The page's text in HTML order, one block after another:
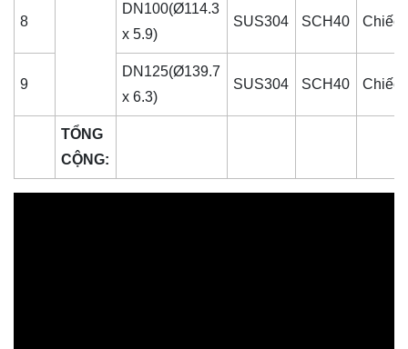
8
DN100(Ø114.3
x 5.9)
SUS304 SCH40 Chiếc
9
DN125(Ø139.7
x 6.3)
SUS304 SCH40 Chiếc
TỔNG
CỘNG: